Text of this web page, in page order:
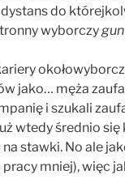
do
wyborczy
jako… męża
i szukali
wtedy średnio
stawki. No ale
mniej), więc